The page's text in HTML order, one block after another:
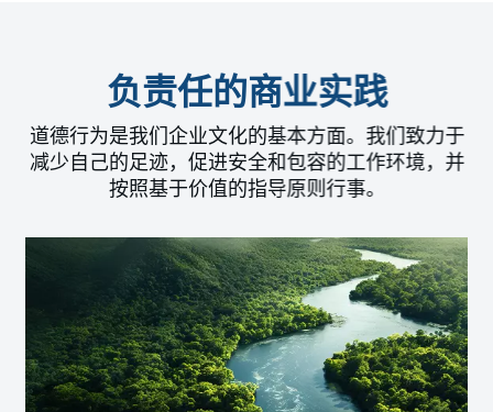
负责任的商业实践
道德行为是我们企业文化的基本方面。我们致力于
减少自己的足迹，促进安全和包容的工作环境，并
按照基于价值的指导原则行事。